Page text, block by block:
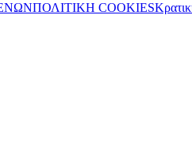
ΠΟΛΙΤΙΚΗ COOKIES